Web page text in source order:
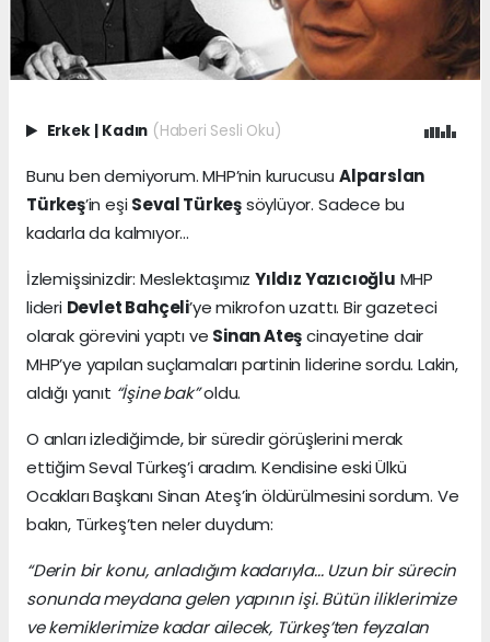
Erkek | Kadın (Haberi Sesli Oku)
Bunu ben demiyorum. MHP’nin kurucusu Alparslan
Türkeş’in eşiSeval Türkeşsöylüyor. Sadece bu
kadarla da kalmıyor...
İzlemişsinizdir: MeslektaşımızYıldız Yazıcıoğlu MHP
lideri Devlet Bahçeli’ye mikrofon uzattı. Bir gazeteci
olarak görevini yaptı ve Sinan Ateşcinayetine dair
MHP’ye yapılan suçlamaları partinin liderine sordu. Lakin,
aldığı yanıt “İşine bak”oldu.
O anları izlediğimde, bir süredir görüşlerini merak
ettiğim Seval Türkeş’i aradım. Kendisine eski Ülkü
Ocakları Başkanı Sinan Ateş’in öldürülmesini sordum. Ve
bakın, Türkeş’ten neler duydum:
“Derin bir konu, anladığım kadarıyla... Uzun bir sürecin
sonunda meydana gelen yapının işi. Bütün iliklerimize
ve kemiklerimize kadar ailecek, Türkeş’ten feyzalan